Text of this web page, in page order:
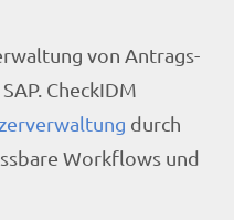
von Antrags-
CheckIDM
durch
Workflows und